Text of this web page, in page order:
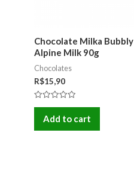
Chocolate Milka Bubbly
Alpine Milk 90g
Chocolates
R$15,90
Rated
outAdd to cart